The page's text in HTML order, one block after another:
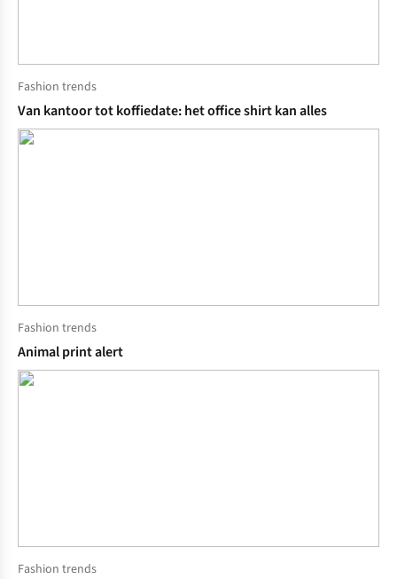
Fashion trends
Van kantoor tot koffiedate: het office shirt kan alles
Fashion trends
Animal print alert
Fashion trends